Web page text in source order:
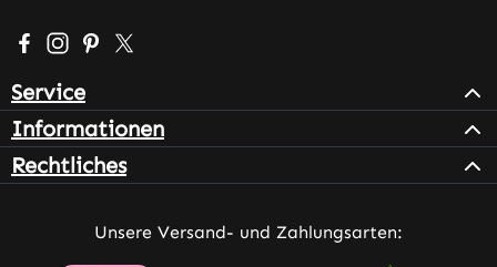
Besuche uns auf Facebook – öffnet in neuem Tab
Schau auf Instagram vorbei – öffnet in neuem Tab
Lass dich auf Pinterest inspirieren – öffnet in
Folge uns auf X – öffnet in neuem Tab
Service
Informationen
Rechtliches
Unsere Versand- und Zahlungsarten: